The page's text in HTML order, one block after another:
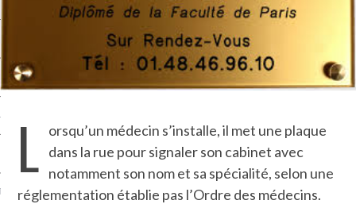
MONROZIER
ARCACHON
L orsqu’un médecin s’installe, il met une plaque
dans la rue pour signaler son cabinet avec
notamment son nom et sa spécialité, selon une
réglementation établie pas l’Ordre des médecins.